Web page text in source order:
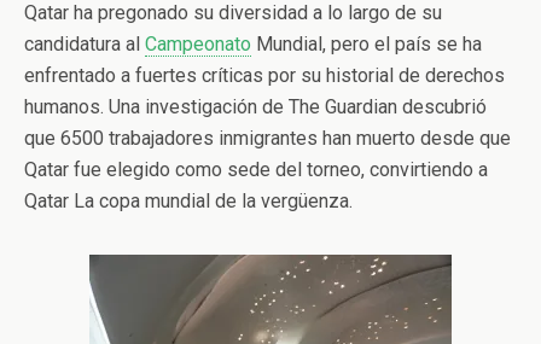
Qatar ha pregonado su diversidad a lo largo de su
candidatura al Campeonato Mundial, pero el país se ha
enfrentado a fuertes críticas por su historial de derechos
humanos. Una investigación de The Guardian descubrió
que 6500 trabajadores inmigrantes han muerto desde que
Qatar fue elegido como sede del torneo, convirtiendo a
Qatar La copa mundial de la vergüenza.